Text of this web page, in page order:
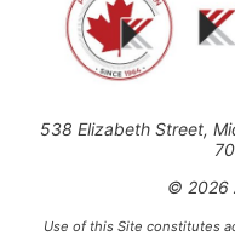
538 Elizabeth Street,
© 2026
Use of this Site constitutes